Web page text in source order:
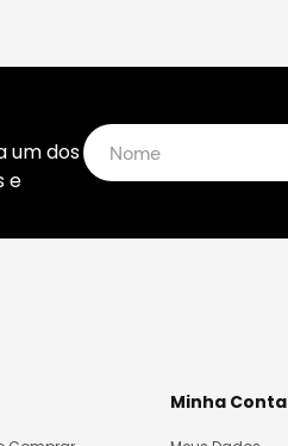
um dos
e
Minha Conta